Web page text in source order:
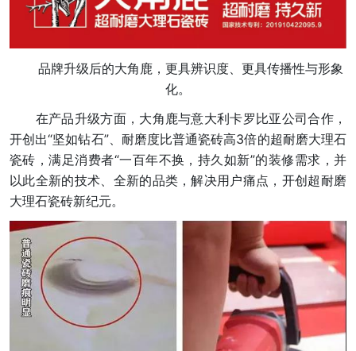
品牌升级后的大角鹿，更具辨识度、更具传播性与形象
化。
在产品升级方面，大角鹿与意大利卡罗比亚公司合作，
开创出“坚如钻石”、耐磨度比普通瓷砖高3倍的超耐磨大理石
瓷砖，满足消费者“一百年不换，持久如新”的装修需求，并
以此全新的技术、全新的品类，解决用户痛点，开创超耐磨
大理石瓷砖新纪元。